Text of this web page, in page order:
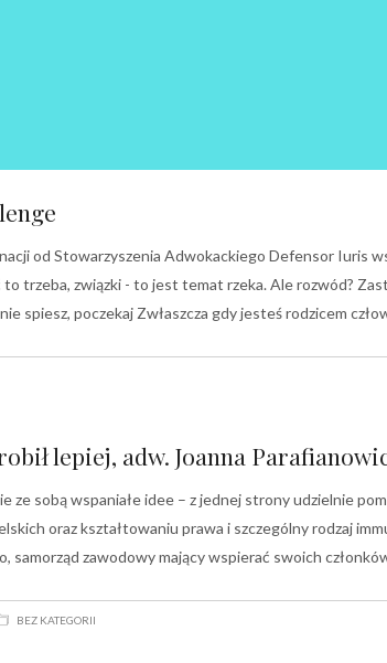
od Stowarzyszenia Adwokackiego Defensor Iuris
to trzeba, związki - to jest temat rzeka. Ale rozwód?
spiesz, poczekaj Zwłaszcza gdy jesteś rodzicem
lepiej, adw. Joanna
ze sobą wspaniałe idee – z jednej strony udzielnie
oraz kształtowaniu prawa i szczególny rodzaj
samorząd zawodowy mający wspierać swoich
BEZ KATEGORII